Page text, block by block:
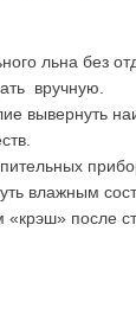
льна без
вручную.
вывернуть
влажным
после